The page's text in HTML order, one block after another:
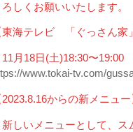
しくお願いいたします。
東海テレビ 「ぐっさん家
11月18日(土)18:30〜19:00
www.tokai-tv.com/
からの新メニュー
新しいメニューとして、ス